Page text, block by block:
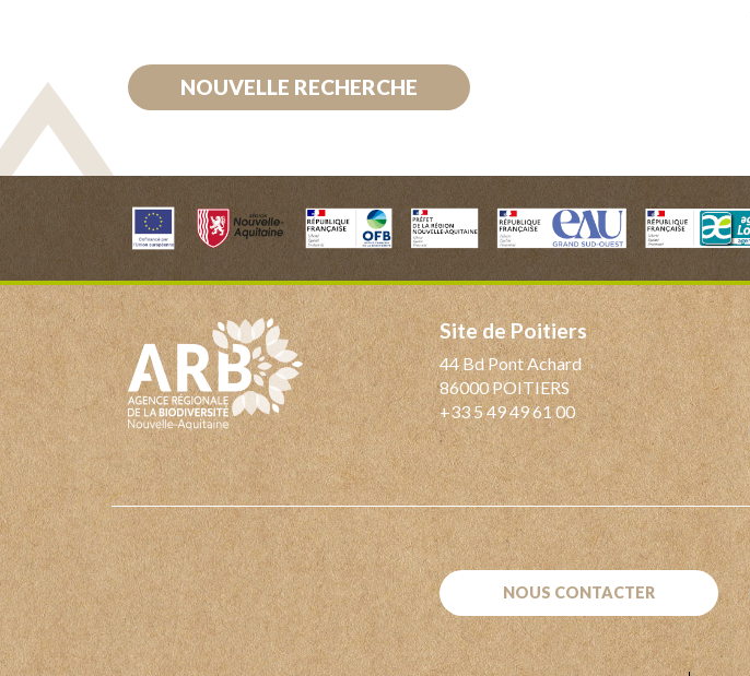
NOUVELLE RECHERCHE
Site de Poitiers
44 Bd Pont Achard
86000 POITIERS
+33 5 49 49 61 00
NOUS CONTACTER